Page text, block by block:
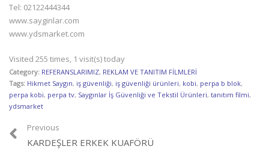
Tel: 02122444344
www.sayginlar.com
www.ydsmarket.com
Visited 255 times, 1 visit(s) today
Category: REFERANSLARIMIZ, REKLAM VE TANITIM FİLMLERİ
Tags: Hikmet Saygın, iş güvenliği, iş güvenliği ürünleri, kobi, perpa b blok,
perpa kobi, perpa tv, Saygınlar İş Güvenliği ve Tekstil Ürünleri, tanıtım filmi,
ydsmarket
Previous
KARDEŞLER ERKEK KUAFÖRÜ